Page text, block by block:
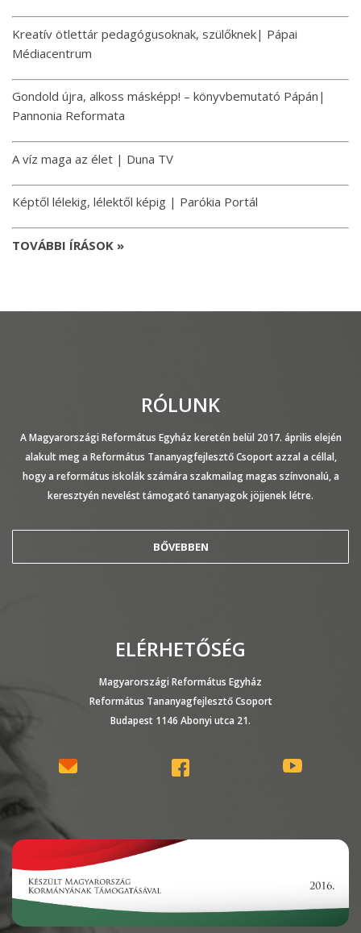
Kreatív ötlettár pedagógusoknak, szülőknek| Pápai
Médiacentrum
Gondold újra, alkoss másképp! – könyvbemutató Pápán|
Pannonia Reformata
A víz maga az élet | Duna TV
Képtől lélekig, lélektől képig | Parókia Portál
TOVÁBBI ÍRÁSOK »
RÓLUNK
A Magyarországi Református Egyház keretén belül 2017. április elején
alakult meg a Református Tananyagfejlesztő Csoport azzal a céllal,
hogy a református iskolák számára szakmailag magas színvonalú, a
keresztyén nevelést támogató tananyagok jöjjenek létre.
BŐVEBBEN
ELÉRHETŐSÉG
Magyarországi Református Egyház
Református Tananyagfejlesztő Csoport
Budapest 1146 Abonyi utca 21.